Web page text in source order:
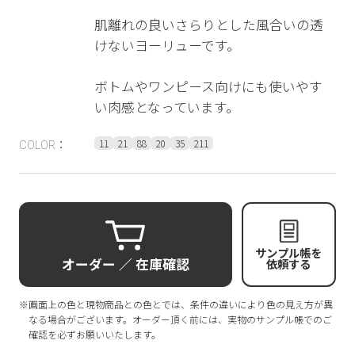
肌離れの良いさらりとした風合いの透
けないヨーリューです。
ボトムやワンピース向けにも使いやす
い肉感となっています。
COLOR： 11 21 88 20 35 211
オーダー ／ 在庫確認
サンプル帳を
依頼する
※画面上の色と現物商品との色とでは、条件の違いにより色の見え方が異
なる場合がございます。オーダー頂く前には、実物のサンプル帳でのご
確認を必ずお願いいたします。